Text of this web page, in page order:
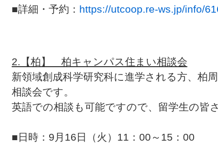
■詳細・予約： https://utcoop.re-ws.jp/info/
2.【柏】 柏キャンパス住まい相談会
新領域創成科学研究科に進学される方、柏
相談会です。
英語での相談も可能ですので、留学生の皆
■日時：9月16日（火）11：00～15：00